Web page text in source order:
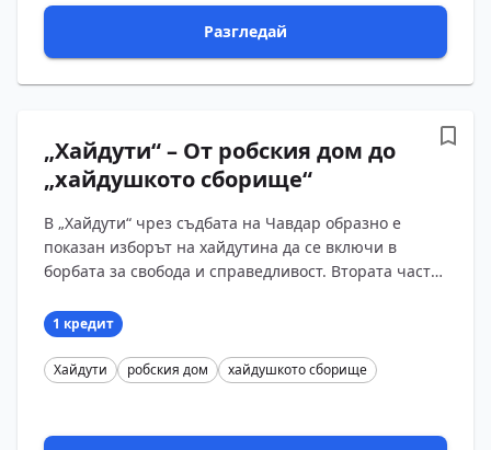
Разгледай
„Хайдути“ – От робския дом до
„хайдушкото сборище“
В „Хайдути“ чрез съдбата на Чавдар образно е
показан изборът на хайдутина да се включи в
борбата за свобода и справедливост. Втората част
про...
1 кредит
Хайдути робския дом хайдушкото сборище